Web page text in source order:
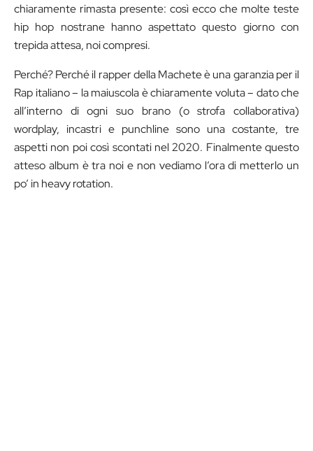
chiaramente rimasta presente: così ecco che molte teste
hip hop nostrane hanno aspettato questo giorno con
trepida attesa, noi compresi.
Perché? Perché il rapper della Machete è una garanzia per il
Rap italiano – la maiuscola è chiaramente voluta – dato che
all’interno di ogni suo brano (o strofa collaborativa)
wordplay, incastri e punchline sono una costante, tre
aspetti non poi così scontati nel 2020. Finalmente questo
atteso album è tra noi e non vediamo l’ora di metterlo un
po’ in heavy rotation.